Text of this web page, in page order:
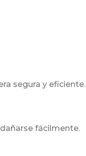
segura y eficiente.
fácilmente.